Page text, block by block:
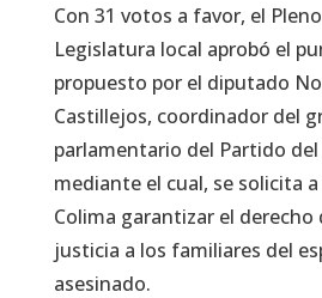
Con 31 votos a favor, el
Legislatura local aprobó el
propuesto por el diputado
Castillejos, coordinador del
parlamentario del Partido
mediante el cual, se solicita
Colima garantizar el derecho
justicia a los familiares del
asesinado.